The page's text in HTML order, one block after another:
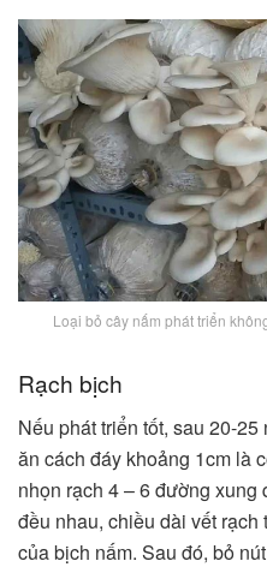
Loại bỏ cây nấm phát triển
Rạch bịch
Nếu phát triển tốt, sau 20-
ăn cách đáy khoảng 1cm là
nhọn rạch 4 – 6 đường
đều nhau, chiều dài vết
của bịch nấm. Sau đó, bỏ